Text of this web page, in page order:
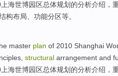
上海世博园区总体规划 的分析介绍 ，
构布局 功能分区等。
master plan of 2010 Shanghai
structural arrangement and
上海世博园区总体规划 的分析介绍 ，